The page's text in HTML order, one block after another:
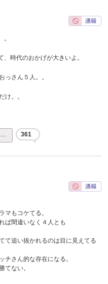
時代のおかげが大きいよ。
っさん５人。。
け。。
… 361
マもコケてる。
ば間違いなく４人とも
て追い抜かれるのは目に見えてる
チさん的な存在になる。
てない。